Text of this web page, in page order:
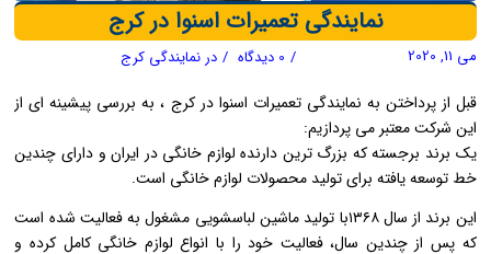
نمایندگی تعمیرات اسنوا در کرج
می 11, 2020 / 0 دیدگاه / در نمایندگی کرج
قبل از پرداختن به نمایندگی تعمیرات اسنوا در کرج ، به بررسی پیشینه ای از
این شرکت معتبر می پردازیم:
یک برند برجسته که بزرگ ترین دارنده لوازم خانگی در ایران و دارای چندین
خط توسعه یافته برای تولید محصولات لوازم خانگی است.
این برند از سال ۱۳۶۸با تولید ماشین لباسشویی مشغول به فعالیت شده است
که پس از چندین سال، فعالیت خود را با انواع لوازم خانگی کامل کرده و